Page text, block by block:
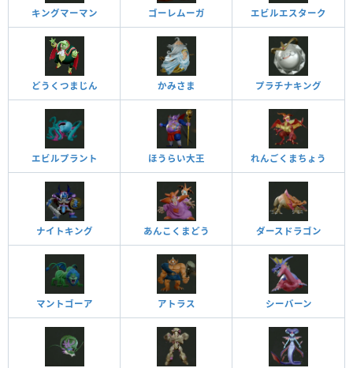
キングマーマン ゴーレムーガ エビルエスターク
どうくつまじん かみさま プラチナキング
エビルプラント ほうらい大王 れんごくまちょう
ナイトキング あんこくまどう ダースドラゴン
マントゴーア アトラス シーバーン